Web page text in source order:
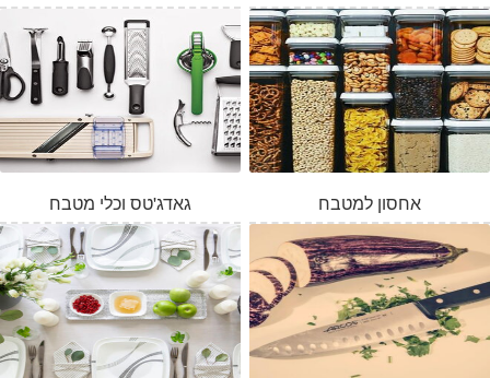
גאדג'טס וכלי מטבח אחסון למטבח